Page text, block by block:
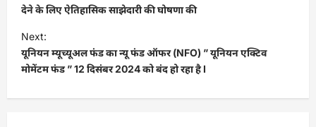
s
t
n
a
v
देने के लिए ऐतिहासिक साझेदारी की घोषणा की
Next:
यूनियन म्यूच्यूअल फंड का न्यू फंड ऑफर (NFO) ” यूनियन एक्टिव
मोमेंटम फंड ” 12 दिसंबर 2024 को बंद हो रहा है I